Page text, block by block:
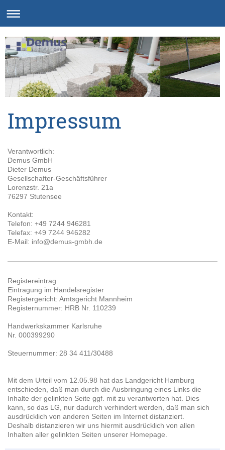
Impressum
Verantwortlich:
Demus GmbH
Dieter Demus
Gesellschafter-Geschäftsführer
Lorenzstr. 21a
76297 Stutensee
Kontakt:
Telefon: +49 7244 946281
Telefax: +49 7244 946282
E-Mail: info@demus-gmbh.de
Registereintrag
Eintragung im Handelsregister
Registergericht: Amtsgericht Mannheim
Registernummer: HRB Nr. 110239
Handwerkskammer Karlsruhe
Nr. 000399290
Steuernummer: 28 34 411/30488
Mit dem Urteil vom 12.05.98 hat das Landgericht Hamburg
entschieden, daß man durch die Ausbringung eines Links die
Inhalte der gelinkten Seite ggf. mit zu verantworten hat. Dies
kann, so das LG, nur dadurch verhindert werden, daß man sich
ausdrücklich von anderen Seiten im Internet distanziert.
Deshalb distanzieren wir uns hiermit ausdrücklich von allen
Inhalten aller gelinkten Seiten unserer Homepage.